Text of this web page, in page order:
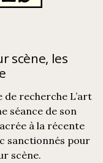
scène, les
de recherche L’art
séance de son
à la récente
sanctionnés pour
scène.